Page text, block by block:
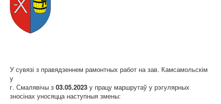
У сувязі з правядзеннем рамонтных работ на зав. Камсамольскім
у
г. Смалявічы з 03.05.2023 у працу маршрутаў у рэгулярных
зносінах уносяцца наступныя змены: